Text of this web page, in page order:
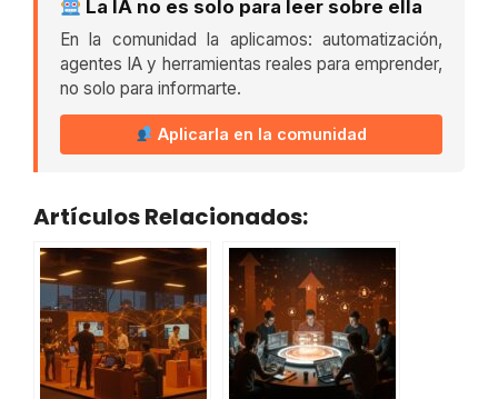
La IA no es solo para leer sobre ella
En la comunidad la aplicamos: automatización,
agentes IA y herramientas reales para emprender,
no solo para informarte.
Aplicarla en la comunidad
Artículos Relacionados: